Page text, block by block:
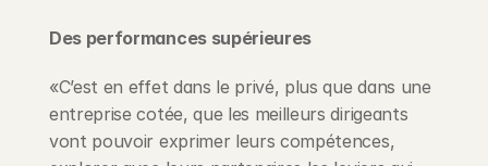
Des performances supérieures
«C’est en effet dans le privé, plus que dans une
entreprise cotée, que les meilleurs dirigeants
vont pouvoir exprimer leurs compétences,